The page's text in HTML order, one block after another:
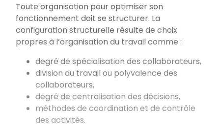
Toute organisation pour optimiser son
fonctionnement doit se structurer. La
configuration structurelle résulte de choix
propres à l’organisation du travail comme :
degré de spécialisation des collaborateurs,
division du travail ou polyvalence des
collaborateurs,
degré de centralisation des décisions,
méthodes de coordination et de contrôle
des activités.